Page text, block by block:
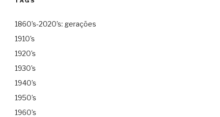
1860's-2020's: gerações
1910's
1920's
1930's
1940's
1950's
1960's